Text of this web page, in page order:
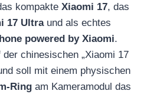
kompakte Xiaomi 17, das
17 Ultraund als echtes
powered by Xiaomi.
chinesischen „Xiaomi 17
soll mit einem physischen
Ring am Kameramodul das